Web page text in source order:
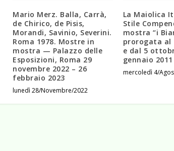
Mario Merz. Balla, Carrà,
de Chirico, de Pisis,
Morandi, Savinio, Severini.
Roma 1978. Mostre in
mostra — Palazzo delle
Esposizioni, Roma 29
novembre 2022 – 26
febbraio 2023
lunedì 28/Novembre/2022
La Maiolica
Stile
mostra “i
prorogata al
e dal 5
gennaio
mercoledì 4/